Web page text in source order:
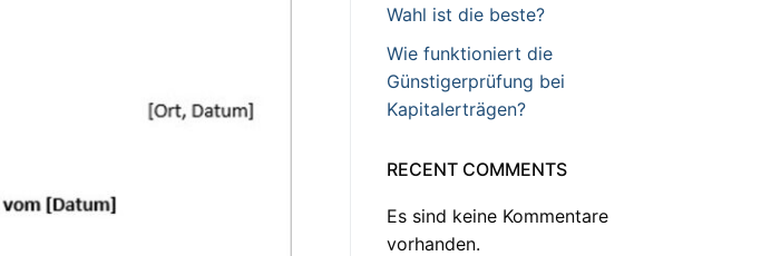
Wahl ist die beste?
Wie funktioniert die
Günstigerprüfung bei
Kapitalerträgen?
RECENT COMMENTS
Es sind keine Kommentare
vorhanden.